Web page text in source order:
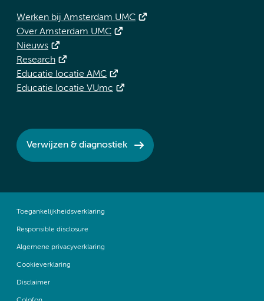
Werken bij Amsterdam UMC
Over Amsterdam UMC
Nieuws
Research
Educatie locatie AMC
Educatie locatie VUmc
Verwijzen & diagnostiek
Toegankelijkheidsverklaring
Responsible disclosure
Algemene privacyverklaring
Cookieverklaring
Disclaimer